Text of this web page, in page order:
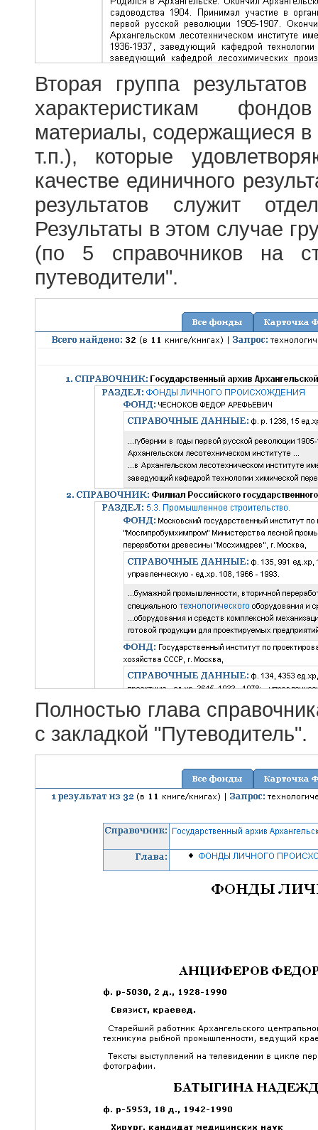
Вторая группа
характеристикам
материалы, содержащиеся в
т.п.), которые
качестве единичного
результатов служит
Результаты в этом случае
(по 5 справочников на
путеводители".
Полностью глава
с закладкой "Путеводитель".